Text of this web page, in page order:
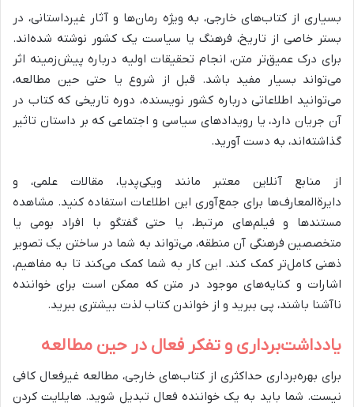
بسیاری از کتاب‌های خارجی، به ویژه رمان‌ها و آثار غیرداستانی، در
بستر خاصی از تاریخ، فرهنگ یا سیاست یک کشور نوشته شده‌اند.
برای درک عمیق‌تر متن، انجام تحقیقات اولیه درباره پیش‌زمینه اثر
می‌تواند بسیار مفید باشد. قبل از شروع یا حتی حین مطالعه،
می‌توانید اطلاعاتی درباره کشور نویسنده، دوره تاریخی که کتاب در
آن جریان دارد، یا رویدادهای سیاسی و اجتماعی که بر داستان تاثیر
گذاشته‌اند، به دست آورید.
از منابع آنلاین معتبر مانند ویکی‌پدیا، مقالات علمی، و
دایرة‌المعارف‌ها برای جمع‌آوری این اطلاعات استفاده کنید. مشاهده
مستندها و فیلم‌های مرتبط، یا حتی گفتگو با افراد بومی یا
متخصصین فرهنگی آن منطقه، می‌تواند به شما در ساختن یک تصویر
ذهنی کامل‌تر کمک کند. این کار به شما کمک می‌کند تا به مفاهیم،
اشارات و کنایه‌های موجود در متن که ممکن است برای خواننده
ناآشنا باشند، پی ببرید و از خواندن کتاب لذت بیشتری ببرید.
یادداشت‌برداری و تفکر فعال در حین مطالعه
برای بهره‌برداری حداکثری از کتاب‌های خارجی، مطالعه غیرفعال کافی
نیست. شما باید به یک خواننده فعال تبدیل شوید. هایلایت کردن